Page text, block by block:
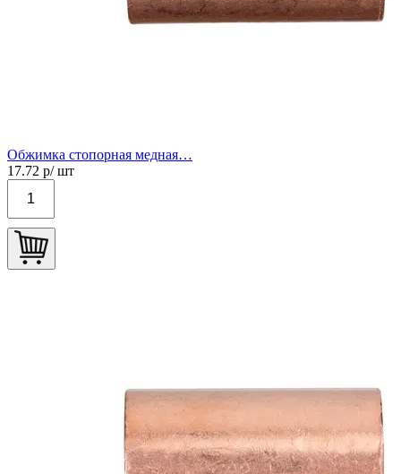
Обжимка стопорная медная…
17.72 р/ шт